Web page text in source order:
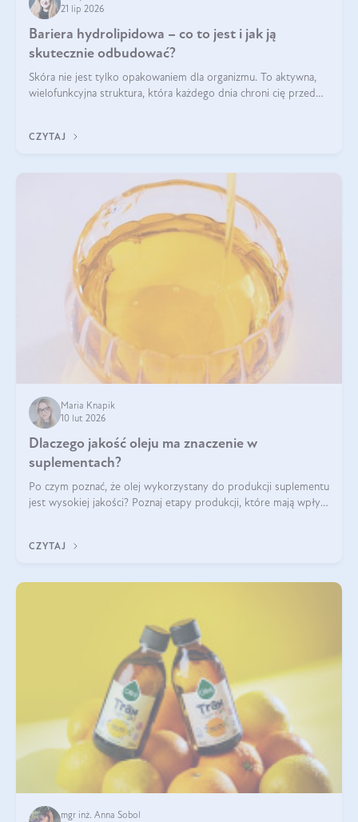
21 lip 2026
Bariera hydrolipidowa – co to jest i jak ją
skutecznie odbudować?
Skóra nie jest tylko opakowaniem dla organizmu. To aktywna,
wielofunkcyjna struktura, która każdego dnia chroni cię przed
bariera hydrolipidowa.
CZYTAJ
Maria Knapik
10 lut 2026
Dlaczego jakość oleju ma znaczenie w
suplementach?
Po czym poznać, że olej wykorzystany do produkcji suplementu
jest wysokiej jakości? Poznaj etapy produkcji, które mają wpływ
CZYTAJ
mgr inż. Anna Sobol